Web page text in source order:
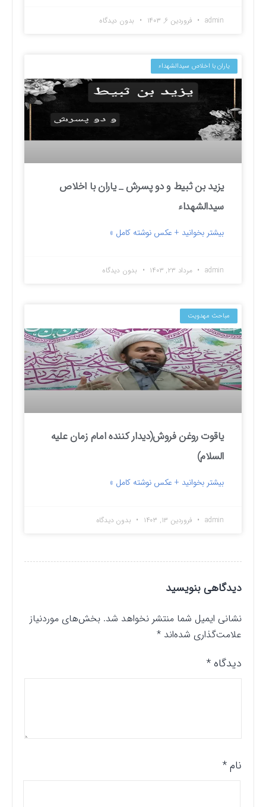
admin فروردین ۶, ۱۴۰۳ بدون دیدگاه
یاران با اخلاص سیدالشهداء
یزید بن ثبیط و دو پسرش _ یاران با اخلاص
سیدالشهداء
بیشتر بخوانید + عکس نوشته کامل »
admin مرداد ۲۳, ۱۴۰۳ بدون دیدگاه
مباحث مهدویت
یاقوت روغن فروش(دیدار کننده امام زمان علیه
السلام)
بیشتر بخوانید + عکس نوشته کامل »
admin فروردین ۱۳, ۱۴۰۳ بدون دیدگاه
دیدگاهی بنویسید
نشانی ایمیل شما منتشر نخواهد شد. بخش‌های موردنیاز
علامت‌گذاری شده‌اند*
دیدگاه*
نام*